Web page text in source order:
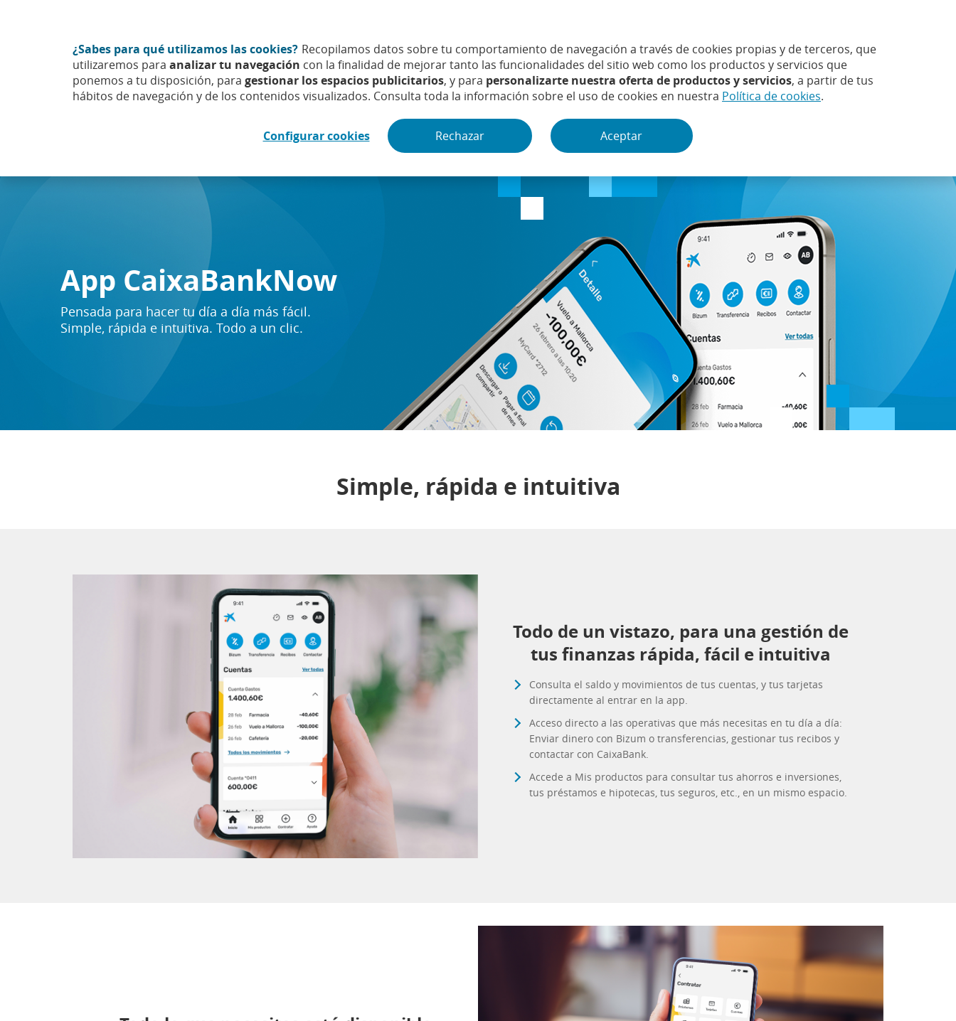
¿Sabes para qué utilizamos las cookies? Recopilamos datos sobre tu comportamiento de navegación a través de cookies propias y de terceros, que
utilizaremos para analizar tu navegación con la finalidad de mejorar tanto las funcionalidades del sitio web como los productos y servicios que
ponemos a tu disposición, para gestionar los espacios publicitarios, y para personalizarte nuestra oferta de productos y servicios, a partir de tus
hábitos de navegación y de los contenidos visualizados. Consulta toda la información sobre el uso de cookies en nuestra Política de cookies.
Configurar cookies Rechazar Aceptar
CaixaBank (Ir a Inicio) Hazte cliente
Contraseña
¿Has olvidado tus claves de acceso? Teclado virtual
Préstamos e hipotecas Ahorro e inversión Seguros y alarmas
App CaixaBankNow
Pensada para hacer tu día a día más fácil.
Simple, rápida e intuitiva. Todo a un clic.
CaixaBankNow
Pensada para hacer tu día a día
más fácil.
Simple, rápida e intuitiva. Todo a
un clic.
Simple, rápida e intuitiva
Todo de un vistazo, para una gestión de
tus finanzas rápida, fácil e intuitiva
Consulta el saldo y movimientos de tus cuentas, y tus tarjetas
directamente al entrar en la app.
Acceso directo a las operativas que más necesitas en tu día a día:
Enviar dinero con Bizum o transferencias, gestionar tus recibos y
contactar con CaixaBank.
Accede a Mis productos para consultar tus ahorros e inversiones,
tus préstamos e hipotecas, tus seguros, etc., en un mismo espacio.